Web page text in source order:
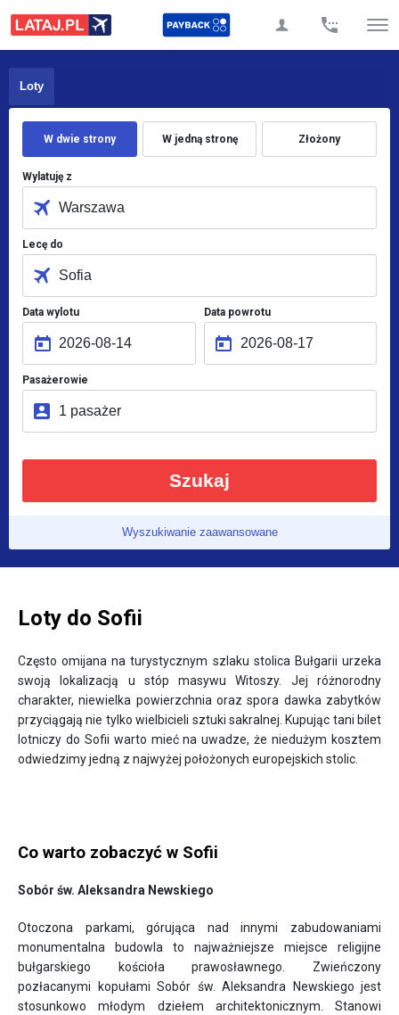
Loty
W dwie strony W jedną stronę Złożony
Wylatuję z
Lecę do
Data wylotu Data powrotu
Pasażerowie
Szukaj
Wyszukiwanie zaawansowane
Loty do Sofii
Często omijana na turystycznym szlaku stolica Bułgarii urzeka
swoją lokalizacją u stóp masywu Witoszy. Jej różnorodny
charakter, niewielka powierzchnia oraz spora dawka zabytków
przyciągają nie tylko wielbicieli sztuki sakralnej. Kupując tani bilet
lotniczy do Sofii warto mieć na uwadze, że niedużym kosztem
odwiedzimy jedną z najwyżej położonych europejskich stolic.
Co warto zobaczyć w Sofii
Sobór św. Aleksandra Newskiego
Otoczona parkami, górująca nad innymi zabudowaniami
monumentalna budowla to najważniejsze miejsce religijne
bułgarskiego kościoła prawosławnego. Zwieńczony
pozłacanymi kopułami Sobór św. Aleksandra Newskiego jest
stosunkowo młodym dziełem architektonicznym. Stanowi